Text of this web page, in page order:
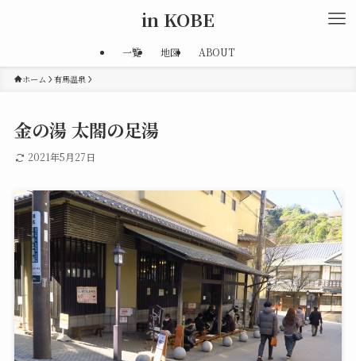
in KOBE
一覧 地図 ABOUT
ホーム 有馬温泉
金の湯 太閤の足湯
2021年5月27日